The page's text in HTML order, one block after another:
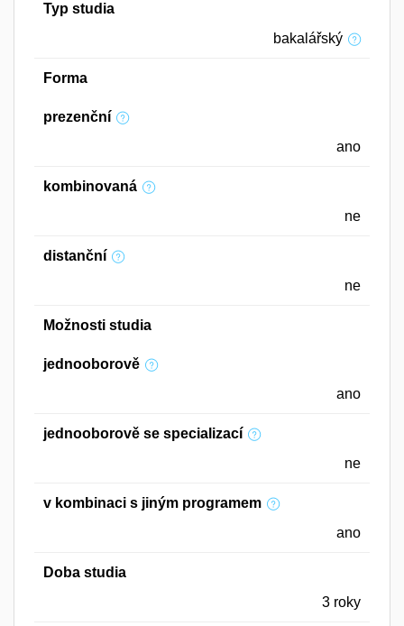
Typ studia
bakalářský
Forma
prezenční
ano
kombinovaná
ne
distanční
ne
Možnosti studia
jednooborově
ano
jednooborově se specializací
ne
v kombinaci s jiným programem
ano
Doba studia
3 roky